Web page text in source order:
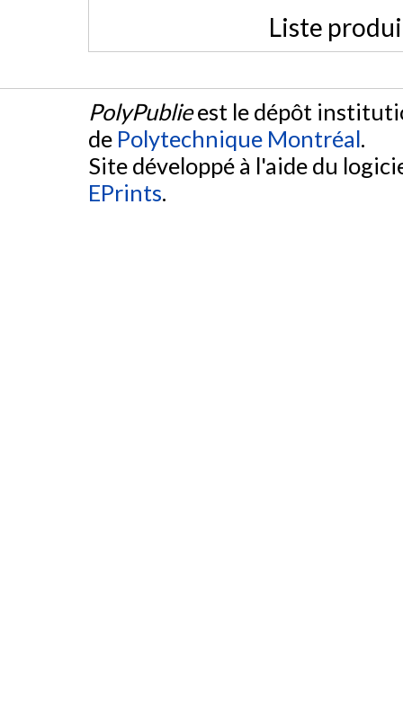
Liste
PolyPublieest le dépôt
de Polytechnique Montréal.
Site développé à l'aide du
EPrints.